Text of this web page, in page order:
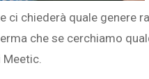
chiederà quale genere
che se cerchiamo
Meetic.